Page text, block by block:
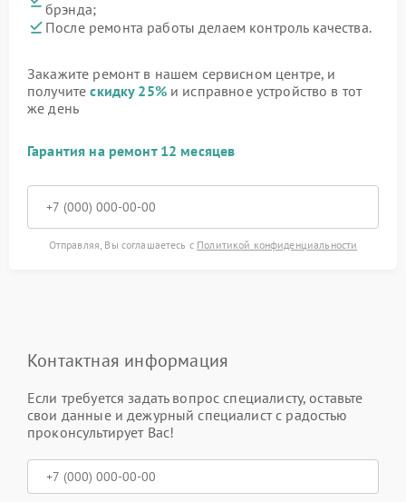
брэнда;
После ремонта работы делаем контроль качества.
Закажите ремонт в нашем сервисном центре, и
получитескидку 25%и исправное устройство в тот
же день
Гарантия на ремонт 12 месяцев
Отправляя, Вы соглашаетесь с Политикой конфиденциальности
Контактная информация
Если требуется задать вопрос специалисту, оставьте
свои данные и дежурный специалист с радостью
проконсультирует Вас!